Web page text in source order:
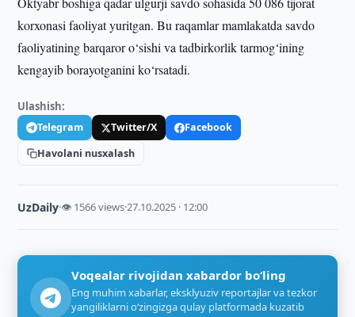
korxonasi faoliyat yuritgan. Bu raqamlar mamlakatda savdo
faoliyatining barqaror o‘sishi va tadbirkorlik tarmog‘ining
kengayib borayotganini ko‘rsatadi.
Ulashish:
Telegram Twitter/X
Facebook
Havolani nusxalash
UzDaily·👁 1566 views·27.10.2025 · 12:00
Voqealar rivojidan xabardor bo‘ling
Eng muhim xabarlar, eksklyuziv reportajlar va tezkor
yangiliklarni o‘zingizga qulay platformada kuzatib